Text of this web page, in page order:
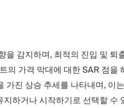
을 감지하며, 최적의 진입 및 퇴
의 가격 막대에 대한 SAR 점을
가진 상승 추세를 나타내며, 이
하거나 시작하기로 선택할 수